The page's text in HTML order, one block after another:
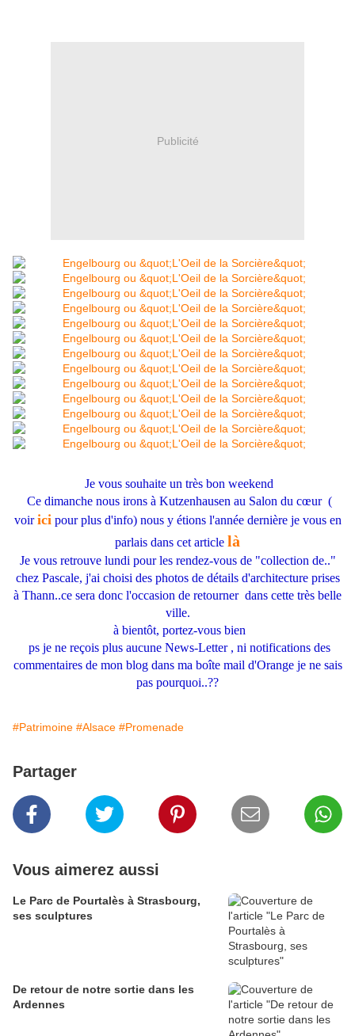
Publicité
Je vous souhaite un très bon weekend
Ce dimanche nous irons à Kutzenhausen au Salon du cœur (
voirici pour plus d'info) nous y étions l'année dernière je vous en
parlais dans cet article là
Je vous retrouve lundi pour les rendez-vous de "collection de.."
chez Pascale, j'ai choisi des photos de détails d'architecture prises
à Thann..ce sera donc l'occasion de retourner dans cette très belle
ville.
à bientôt, portez-vous bien
ps je ne reçois plus aucune News-Letter , ni notifications des
commentaires de mon blog dans ma boîte mail d'Orange je ne sais
pas pourquoi..??
#Patrimoine #Alsace #Promenade
Partager
Vous aimerez aussi
Le Parc de Pourtalès à Strasbourg,
ses sculptures
De retour de notre sortie dans les
Ardennes